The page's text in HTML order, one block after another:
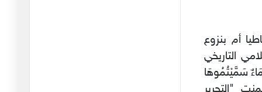
أم بنزوع
التاريخي
سَمَّيْتُمُوهَا
"التحرير